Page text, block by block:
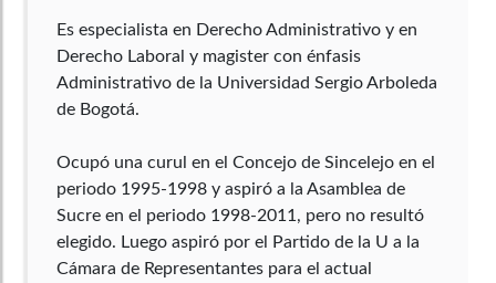
Es especialista en Derecho Administrativo y en
Derecho Laboral y magister con énfasis
Administrativo de la Universidad Sergio Arboleda
de Bogotá.
Ocupó una curul en el Concejo de Sincelejo en el
periodo 1995-1998 y aspiró a la Asamblea de
Sucre en el periodo 1998-2011, pero no resultó
elegido. Luego aspiró por el Partido de la U a la
Cámara de Representantes para el actual